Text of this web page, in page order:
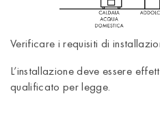
Verificare i requisiti di
L’installazione deve essere
qualificato per legge.